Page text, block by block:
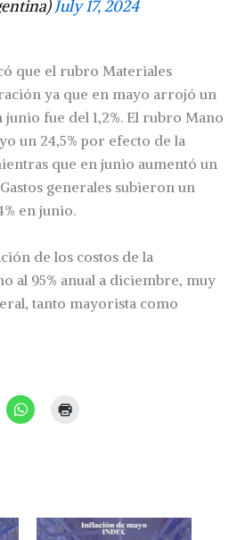
July 17, 2024
que el rubro Materiales
ya que en mayo arrojó un
junio fue del 1,2%. El rubro Mano
un 24,5% por efecto de la
que en junio aumentó un
generales subieron un
en junio.
de los costos de la
al 95% anual a diciembre, muy
tanto mayorista como